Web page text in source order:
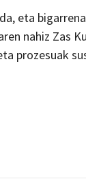
eta
nahiz Zas
prozesuak